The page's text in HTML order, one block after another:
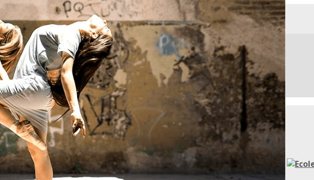
Menu
<
>
Contretemps - Galerie Photos
Contretemps - Vidéos
Contretemps - Photos à télécharger
Ajoutez un logo, un bouton, des réseaux sociaux
Cliquez pour éditer